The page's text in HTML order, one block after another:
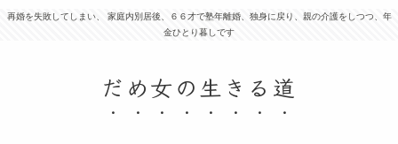
再婚を失敗してしまい、 家庭内別居後、６６才で塾年離婚、独身に戻り、親の介護をしつつ、年
金ひとり暮しです
だめ女の生きる道